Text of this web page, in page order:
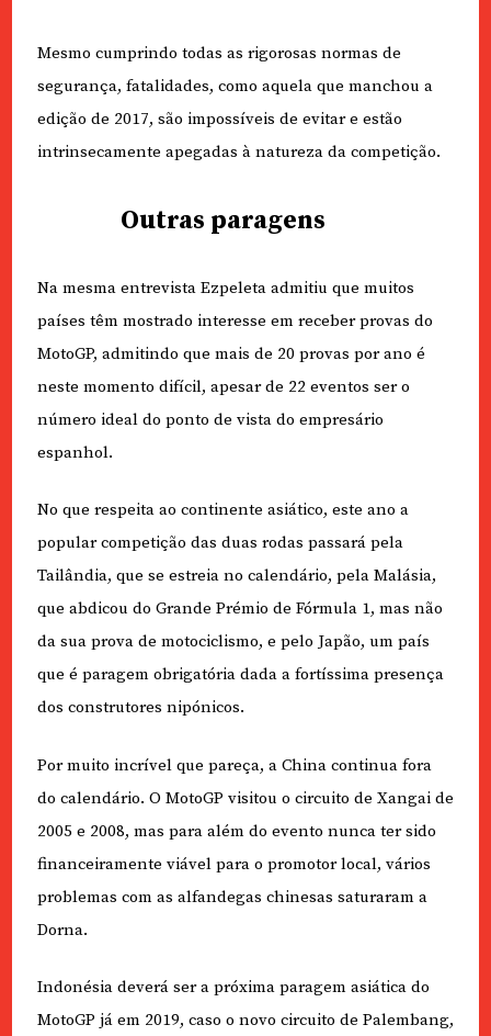
Mesmo cumprindo todas as rigorosas normas de
segurança, fatalidades, como aquela que manchou a
edição de 2017, são impossíveis de evitar e estão
intrinsecamente apegadas à natureza da competição.
Outras paragens
Na mesma entrevista Ezpeleta admitiu que muitos
países têm mostrado interesse em receber provas do
MotoGP, admitindo que mais de 20 provas por ano é
neste momento difícil, apesar de 22 eventos ser o
número ideal do ponto de vista do empresário
espanhol.
No que respeita ao continente asiático, este ano a
popular competição das duas rodas passará pela
Tailândia, que se estreia no calendário, pela Malásia,
que abdicou do Grande Prémio de Fórmula 1, mas não
da sua prova de motociclismo, e pelo Japão, um país
que é paragem obrigatória dada a fortíssima presença
dos construtores nipónicos.
Por muito incrível que pareça, a China continua fora
do calendário. O MotoGP visitou o circuito de Xangai de
2005 e 2008, mas para além do evento nunca ter sido
financeiramente viável para o promotor local, vários
problemas com as alfandegas chinesas saturaram a
Dorna.
Indonésia deverá ser a próxima paragem asiática do
MotoGP já em 2019, caso o novo circuito de Palembang,